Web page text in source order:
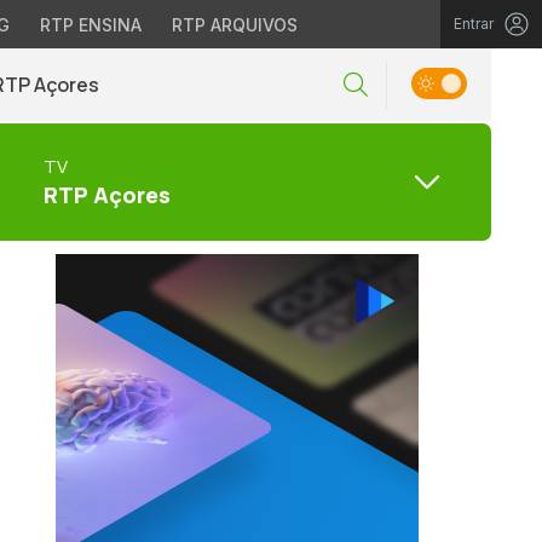
RTP ENSINA RTP ARQUIVOS Entrar
Açores
TV
RTP Açores